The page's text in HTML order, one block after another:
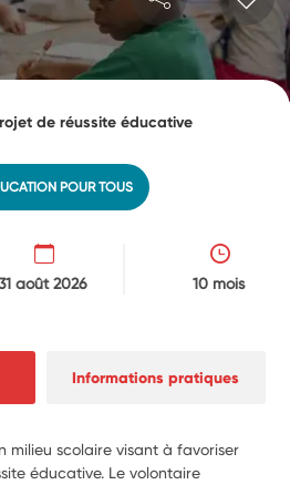
de réussite éducative
POUR TOUS
août 2026 10 mois
Informations pratiques
milieu scolaire visant à favoriser
éducative. Le volontaire